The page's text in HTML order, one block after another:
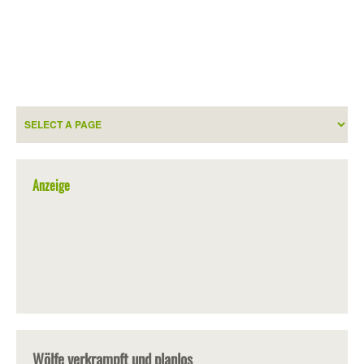
Anzeige
Wölfe verkrampft und planlos